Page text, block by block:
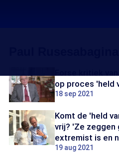
op proces 'held
18 sep 2021
Komt de 'held
vrij? 'Ze zeggen
extremist is en
19 aug 2021